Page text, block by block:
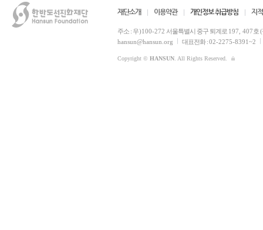
재단소개 이용약관 개인정보 취급방침 지
주소 : 우)100-272 서울특별시 중구 퇴계로 197, 407호
hansun@hansun.org
대표전화 :02-2275-8391~2
Copyright © HANSUN. All Rights Reserved.